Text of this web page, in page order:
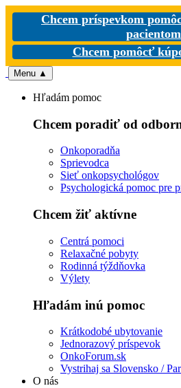
Chcem príspevkom
pacientom
Chcem pomôcť
Menu ▲
Hľadám pomoc
Chcem poradiť od
Onkoporadňa
Sprievodca
Sieť onkopsychológov
Psychologická pomoc pre
Chcem žiť aktívne
Centrá pomoci
Relaxačné pobyty
Rodinná týždňovka
Výlety
Hľadám inú pomoc
Krátkodobé ubytovanie
Jednorazový príspevok
OnkoForum.sk
Vystrihaj sa Slovensko /
O nás